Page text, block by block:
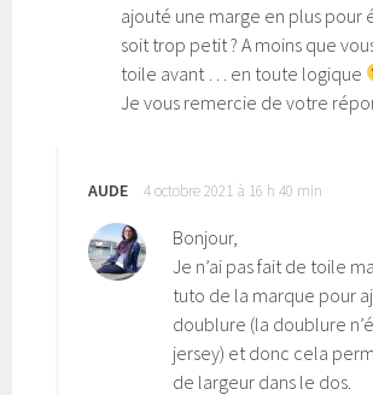
ajouté une marge en plus pour
soit trop petit ? A moins que
toile avant … en toute logique
Je vous remercie de votre
AUDE 4 octobre 2021 à 16 h 40 min
Bonjour,
Je n’ai pas fait de toile
tuto de la marque pour
doublure (la doublure
jersey) et donc cela
de largeur dans le dos.